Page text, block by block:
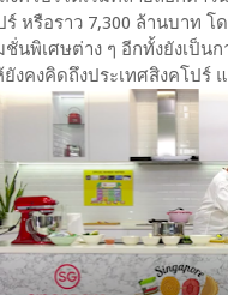
หรือราว 7,300 ล้านบาท
นพิเศษต่าง ๆ อีกทั้งยังเป็
งคงคิดถึงประเทศสิงคโปร์